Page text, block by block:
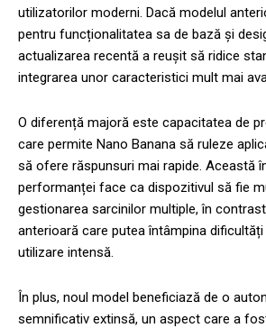
utilizatorilor moderni. Dacă modelul
pentru funcționalitatea sa de bază și
actualizarea recentă a reușit să ridice
integrarea unor caracteristici mult mai
O diferență majoră este capacitatea de
care permite Nano Banana să ruleze
să ofere răspunsuri mai rapide. Această
performanței face ca dispozitivul să fie
gestionarea sarcinilor multiple, în
anterioară care putea întâmpina
utilizare intensă.
În plus, noul model beneficiază de o
semnificativ extinsă, un aspect care a